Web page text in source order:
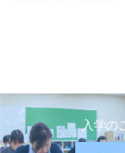
入学の